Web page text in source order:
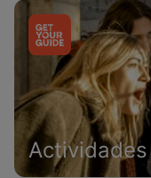
Actividades